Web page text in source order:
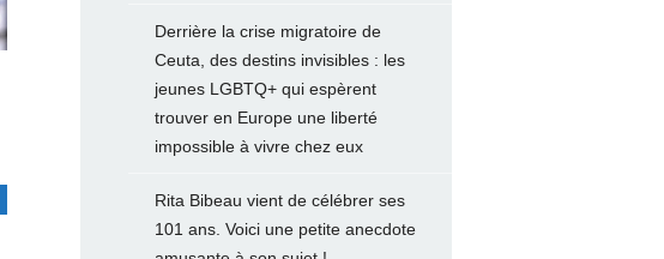
Derrière la crise migratoire de
Ceuta, des destins invisibles : les
jeunes LGBTQ+ qui espèrent
trouver en Europe une liberté
impossible à vivre chez eux
Rita Bibeau vient de célébrer ses
101 ans. Voici une petite anecdote